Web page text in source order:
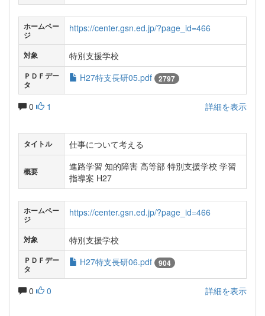
ホームペー
ジ
https://center.gsn.ed.jp/?page_id=466
対象 特別支援学校
ＰＤＦデー
タ
H27特支長研05.pdf 2797
0 1 詳細を表示
タイトル 仕事について考える
概要
進路学習 知的障害 高等部 特別支援学校 学習
指導案 H27
ホームペー
ジ
https://center.gsn.ed.jp/?page_id=466
対象 特別支援学校
ＰＤＦデー
タ
H27特支長研06.pdf 904
0 0 詳細を表示